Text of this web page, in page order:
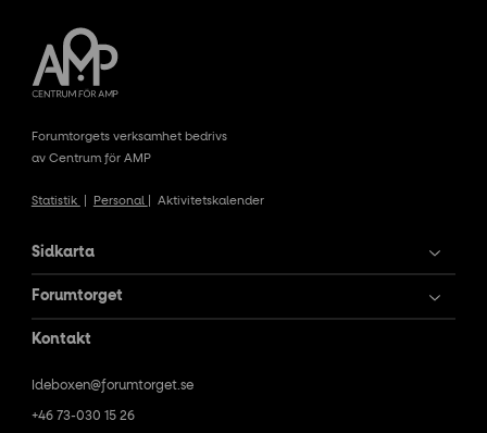
Forumtorgets verksamhet bedrivs
av Centrum för AMP
Statistik Personal Aktivitetskalender
Sidkarta
Forumtorget
Kontakt
Ideboxen@forumtorget.se
+46 73-030 15 26